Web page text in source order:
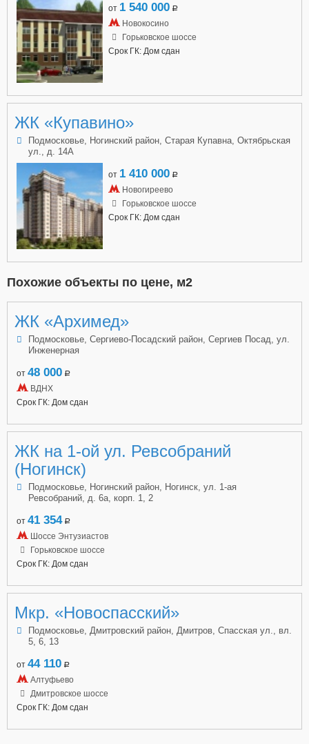
от 1 540 000 a
Новокосино
Горьковское шоссе
Срок ГК: Дом сдан
ЖК «Купавино»
Подмосковье, Ногинский район, Старая Купавна, Октябрьская
ул., д. 14А
от 1 410 000 a
Новогиреево
Горьковское шоссе
Срок ГК: Дом сдан
Похожие объекты по цене, м2
ЖК «Архимед»
Подмосковье, Сергиево-Посадский район, Сергиев Посад, ул.
Инженерная
от 48 000 a
ВДНХ
Срок ГК: Дом сдан
ЖК на 1-ой ул. Ревсобраний
(Ногинск)
Подмосковье, Ногинский район, Ногинск, ул. 1-ая
Ревсобраний, д. 6а, корп. 1, 2
от 41 354 a
Шоссе Энтузиастов
Горьковское шоссе
Срок ГК: Дом сдан
Мкр. «Новоспасский»
Подмосковье, Дмитровский район, Дмитров, Спасская ул., вл.
5, 6, 13
от 44 110 a
Алтуфьево
Дмитровское шоссе
Срок ГК: Дом сдан